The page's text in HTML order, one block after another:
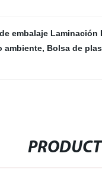
embalaje Laminación
ambiente, Bolsa de